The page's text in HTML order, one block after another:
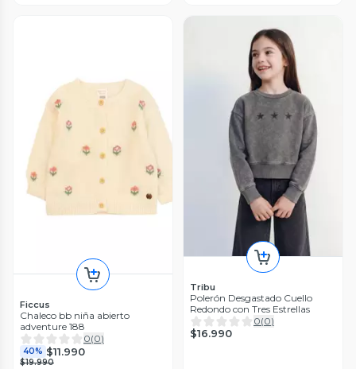
Ficcus
Chaleco bb niña abierto
adventure 188
0(0)
40% $11.990
$19.990
Tribu
Polerón Desgastado Cuello
Redondo con Tres Estrellas
0(0)
$16.990